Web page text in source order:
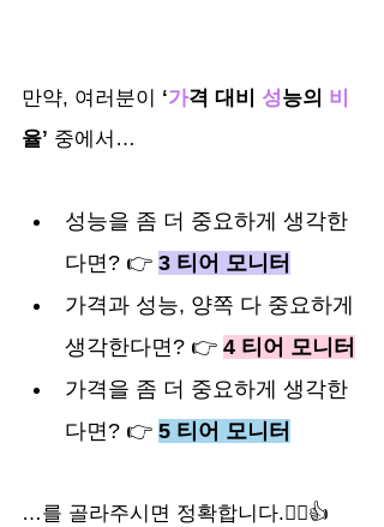
만약, 여러분이 ‘가격 대비 성능의 비
율’ 중에서…
성능을 좀 더 중요하게 생각한
다면? 👉 3 티어 모니터
가격과 성능, 양쪽 다 중요하게
생각한다면? 👉 4 티어 모니터
가격을 좀 더 중요하게 생각한
다면? 👉 5 티어 모니터
…를 골라주시면 정확합니다.🙂‍↕️👍